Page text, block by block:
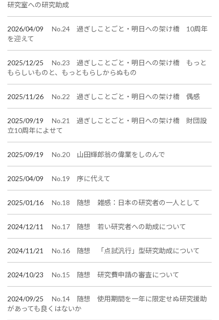
研究室への研究助成
2026/04/09
No.24 過ぎしことごと・明日への架け橋 10周年
を迎えて
2025/12/25
No.23 過ぎしことごと・明日への架け橋 もっと
もらしいものと、もっともらしからぬもの
2025/11/26 No.22 過ぎしことごと・明日への架け橋 偶感
2025/09/19
No.21 過ぎしことごと・明日への架け橋 財団設
立10周年によせて
2025/09/19 No.20 山田輝郎翁の偉業をしのんで
2025/04/09 No.19 序に代えて
2025/01/16 No.18 随想 雑感：日本の研究者の一人として
2024/12/11 No.17 随想 若い研究者への助成について
2024/11/21 No.16 随想 「点試汎行」型研究助成について
2024/10/23 No.15 随想 研究費申請の審査について
2024/09/25
No.14 随想 使用期間を一年に限定せぬ研究援助
があっても良くはないか